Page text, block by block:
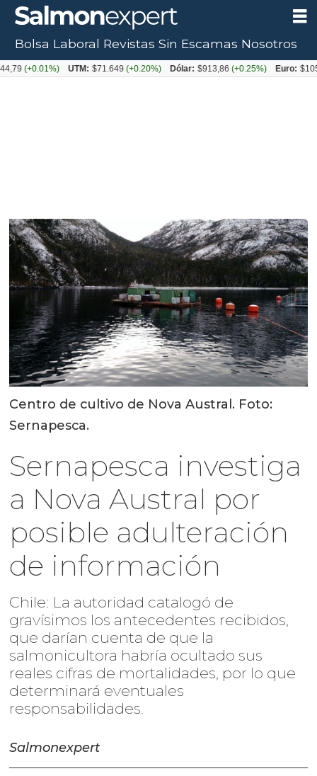
Centro de cultivo de Nova Austral. Foto:
Sernapesca.
Sernapesca investiga
a Nova Austral por
posible adulteración
de información
Chile: La autoridad catalogó de
gravísimos los antecedentes recibidos,
que darían cuenta de que la
salmonicultora habría ocultado sus
reales cifras de mortalidades, por lo que
determinará eventuales
responsabilidades.
Salmonexpert
Bolsa Laboral Revistas Sin Escamas Nosotros
UTM: $71.649(+0.20%) Dólar: $913,86(+0.25%) Euro: $1053,08(-